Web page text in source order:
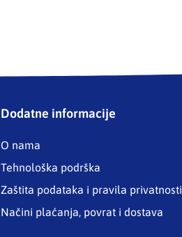
Dodatne informacije
O nama
Tehnološka podrška
Zaštita podataka i pravila privatnosti
Načini plaćanja, povrat i dostava